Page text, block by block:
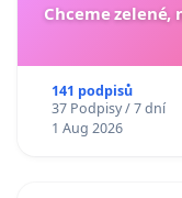
Chceme
141 podpisů
37 Podpisy / 7 dní
1 Aug 2026